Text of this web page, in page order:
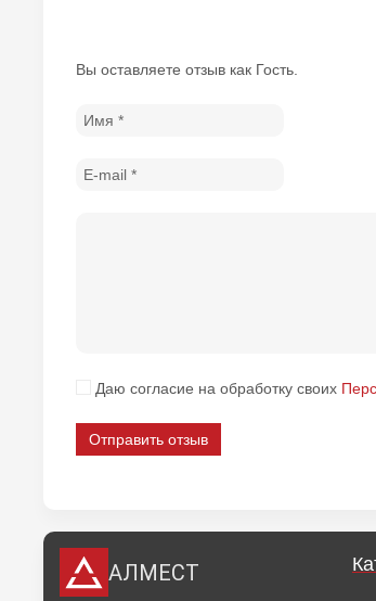
Вы оставляете отзыв как Гость.
Даю согласие на обработку своих
Отправить отзыв
АЛМЕСТ